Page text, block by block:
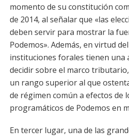
momento de su constitución
de 2014, al señalar que «las
deben servir para mostrar la
Podemos». Además, en virtud
instituciones forales tienen una
decidir sobre el marco
un rango superior al que
de régimen común a efectos de
programáticos de Podemos en
En tercer lugar, una de las